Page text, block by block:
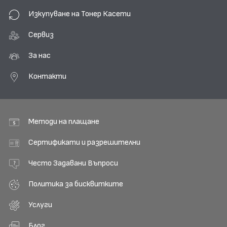
Изкупуване на Тонер Касети
Сервиз
За нас
Контакти
Методи на плащане
Сертификати и разрешителни
Често Задавани Въпроси
Политика за бисквитките
Услуги